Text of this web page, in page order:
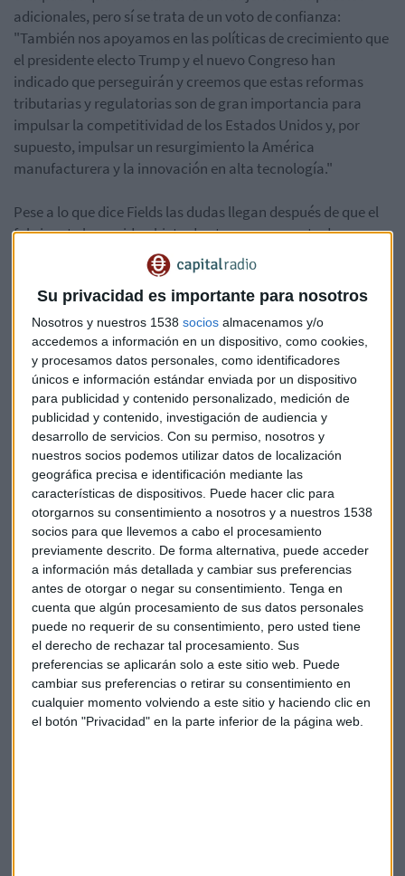
Su privacidad es importante para nosotros
Nosotros y nuestros 1538 socios almacenamos y/o
accedemos a información en un dispositivo, como cookies,
y procesamos datos personales, como identificadores
únicos e información estándar enviada por un dispositivo
para publicidad y contenido personalizado, medición de
publicidad y contenido, investigación de audiencia y
desarrollo de servicios. Con su permiso, nosotros y
nuestros socios podemos utilizar datos de localización
geográfica precisa e identificación mediante las
características de dispositivos. Puede hacer clic para
otorgarnos su consentimiento a nosotros y a nuestros 1538
socios para que llevemos a cabo el procesamiento
previamente descrito. De forma alternativa, puede acceder
a información más detallada y cambiar sus preferencias
antes de otorgar o negar su consentimiento. Tenga en
cuenta que algún procesamiento de sus datos personales
puede no requerir de su consentimiento, pero usted tiene
el derecho de rechazar tal procesamiento. Sus
preferencias se aplicarán solo a este sitio web. Puede
cambiar sus preferencias o retirar su consentimiento en
cualquier momento volviendo a este sitio y haciendo clic en
el botón "Privacidad" en la parte inferior de la página web.
adicionales, pero sí se trata de un voto de confianza:
"También nos apoyamos en las políticas de crecimiento que
el presidente electo Trump y el nuevo Congreso han
indicado que perseguirán y creemos que estas reformas
tributarias y regulatorias son de gran importancia para
impulsar la competitividad de los Estados Unidos y, por
supuesto, impulsar un resurgimiento la América
manufacturera y la innovación en alta tecnología."
Pese a lo que dice Fields las dudas llegan después de que el
fabricante haya sido objeto de ataques por parte de
. Hace tres meses el magnate amenazó con
aranceles aduaneros del 35% a sus productos
producidos en Méxicoy afirmó que despediría a
trabajadores para producir vehículos en el país vecino, algo
que la compañía negó. Trump respondió que lo impediría si
llegaba a la Casa Blanca: "¿Sabes lo que va a pasar? Nunca
se van a ir (a México)".
El gobierno de México lamenta la decisión y pide a Ford que
reponga los gastos ya realizados por el estado en la planta
de San Luis Potosí. La reacción en el mercado no se ha
hecho esperar y el peso mexicano se hunde a mínimos
históricos tras las amenazas de Trump a la industria del
automóvil.
No es la única compañía que ha sufrido el "efecto Trump". El
magnate amonestó ayer mismo aGeneral Motorsdesde su
cuenta de Twitter. Le advierte de que o produce sus coches
en Estados Unidos o tendrá que hacer frente a fuertes
aranceles para su comercialización a través de los
concesionarios estadounidenses: